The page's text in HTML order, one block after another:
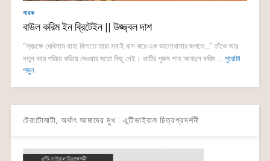
গায়ক
বাউল করিম ইন ব্রিটেইন || উজ্জ্বল দাশ
“স্বচক্ষে দেখিলাম যাহা বিলাতে তারা সবাই বাস করে এক ভালোবাসার জগতে...” তাঁকে আর
নতুন করে পরিচয় করিয়ে দেওয়ার মতো কিছু নেই। ভাটির পুরুষ শাহ আবদুল করিম ... পুরোটা
পড়ুন
টেরাটোমার্টা, অর্থাৎ আমাদের মুখ : এন্টিভাইরাল চিত্রপ্রদর্শনী